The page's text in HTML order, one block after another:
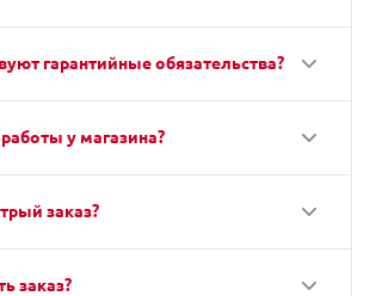
гарантийные обязательства?
у магазина?
заказ?
заказ?